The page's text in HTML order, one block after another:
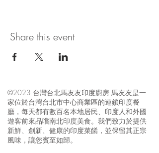
Share this event
©2023 台灣台北馬友友印度廚房 馬友友是一
家位於台灣台北市中心商業區的連鎖印度餐
廳，每天都有數百名本地居民、印度人和外國
遊客前來品嚐南北印度美食。我們致力於提供
新鮮、創新、健康的印度菜餚，並保留其正宗
風味，讓您賓至如歸。